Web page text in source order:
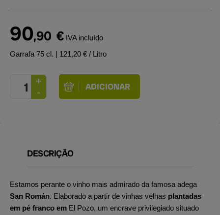
90,90 € IVA incluído
Garrafa 75 cl. | 121,20 € / Litro
DESCRIÇÃO
Estamos perante o vinho mais admirado da famosa adega
San Román. Elaborado a partir de vinhas velhas plantadas
em pé franco em El Pozo, um encrave privilegiado situado